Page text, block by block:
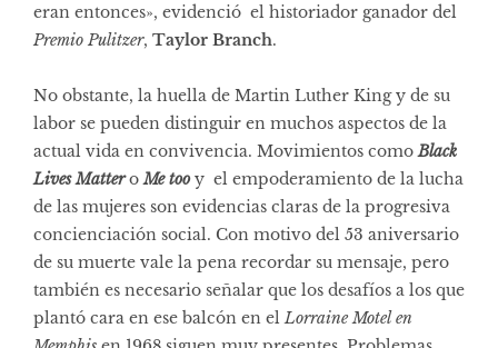
eran entonces», evidenció el historiador ganador del
Premio Pulitzer, Taylor Branch.
No obstante, la huella de Martin Luther King y de su
labor se pueden distinguir en muchos aspectos de la
actual vida en convivencia. Movimientos como Black
Lives Matter o Me tooy el empoderamiento de la lucha
de las mujeres son evidencias claras de la progresiva
concienciación social. Con motivo del 53 aniversario
de su muerte vale la pena recordar su mensaje, pero
también es necesario señalar que los desafíos a los que
plantó cara en ese balcón en el Lorraine Motel en